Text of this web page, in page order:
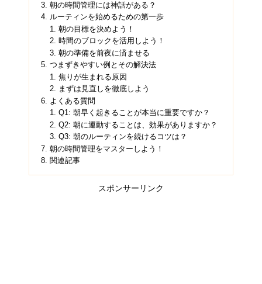
朝の時間管理には神話がある？
ルーティンを始めるための第一歩
朝の目標を決めよう！
時間のブロックを活用しよう！
朝の準備を前夜に済ませる
つまずきやすい例とその解決法
焦りが生まれる原因
まずは見直しを徹底しよう
よくある質問
Q1: 朝早く起きることが本当に重要ですか？
Q2: 朝に運動することは、効果がありますか？
Q3: 朝のルーティンを続けるコツは？
朝の時間管理をマスターしよう！
関連記事
スポンサーリンク